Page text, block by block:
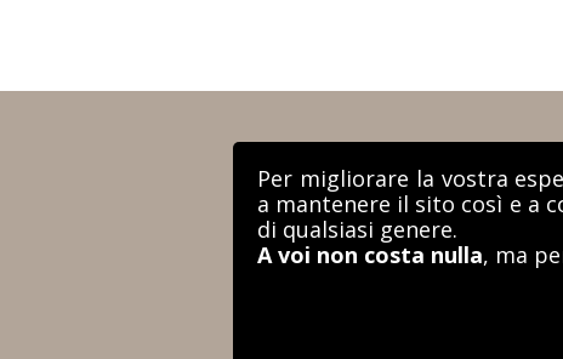
Per migliorare la vostra
a mantenere il sito così e a
di qualsiasi genere.
A voi non costa nulla, ma